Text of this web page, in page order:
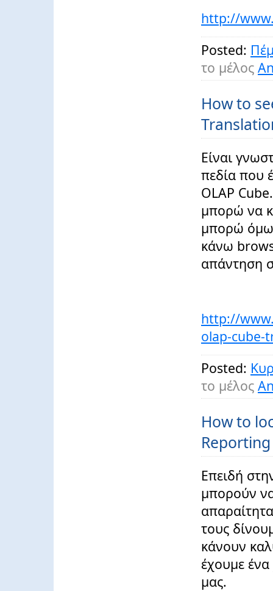
http://
Posted:
το μέλος
How to
Είναι
πεδία που
OLAP
μπορώ να
μπορώ
κάνω
απάντηση
http://
olap-cube-
Posted:
το μέλος
How to
Επειδή
μπορούν
τους
κάνουν
έχουμε
μας.